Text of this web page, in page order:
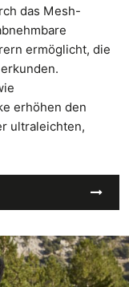
das Mesh-
ermöglicht, die
erhöhen den
ultraleichten,